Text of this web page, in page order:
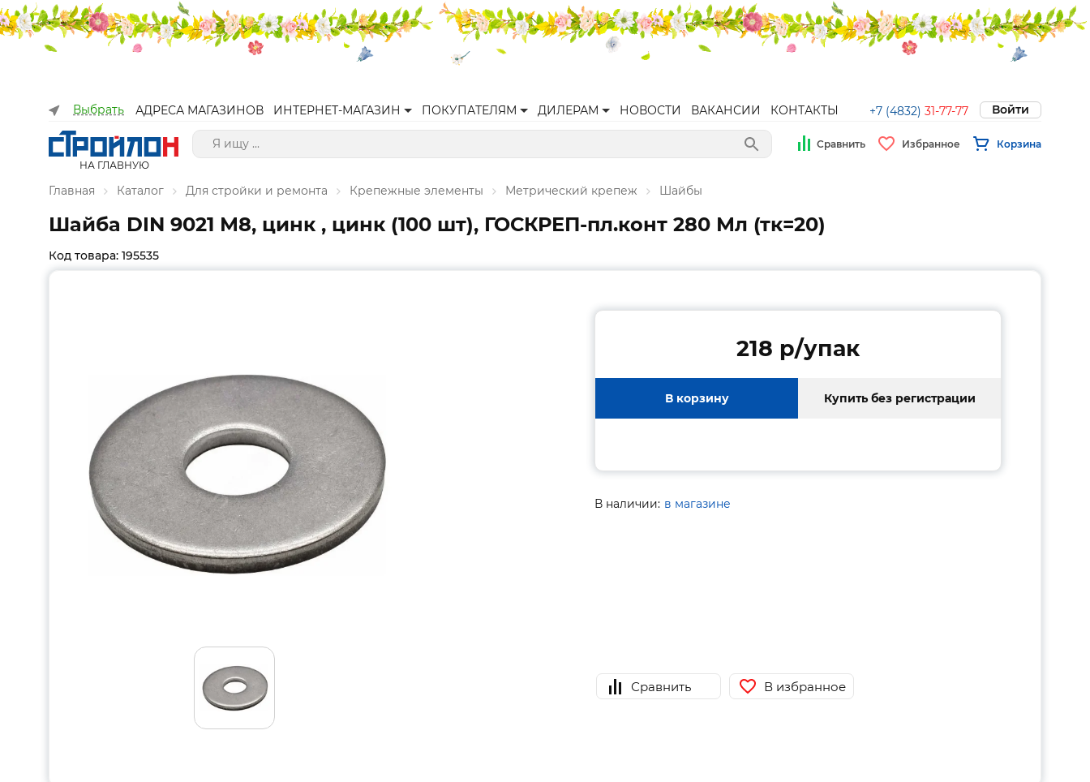
Выбрать АДРЕСА МАГАЗИНОВ ИНТЕРНЕТ-МАГАЗИН ПОКУПАТЕЛЯМ ДИЛЕРАМ НОВОСТИ ВАКАНСИИ КОНТАКТЫ +7 (4832) 31-77-77 Войти
НА ГЛАВНУЮ
Сравнить Избранное Корзина
Главная Каталог Для стройки и ремонта Крепежные элементы Метрический крепеж Шайбы
Шайба DIN 9021 М8, цинк , цинк (100 шт), ГОСКРЕП-пл.конт 280 Мл (тк=20)
Код товара: 195535
218 p/упак
В корзину Купить без регистрации
В наличии: в магазине
Сравнить В избранное